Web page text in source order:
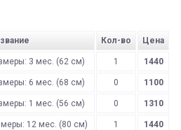
Кол-во Цена
3 мес. (62 см) 1 1440
6 мес. (68 см) 0 1100
1 мес. (56 см) 0 1310
12 мес. (80 см) 1 1440